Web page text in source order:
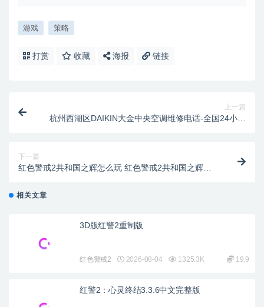
游戏 策略
打赏 收藏 海报 链接
上一篇
杭州西湖区DAIKIN大金中央空调维修电话-全国24小时
下一篇
红色警戒2共和国之辉怎么玩 红色警戒2共和国之辉玩
相关文章
3D版红警2重制版
红色警戒2 2026-08-04 1325.3K 19.9
红警2：心灵终结3.3.6中文完整版